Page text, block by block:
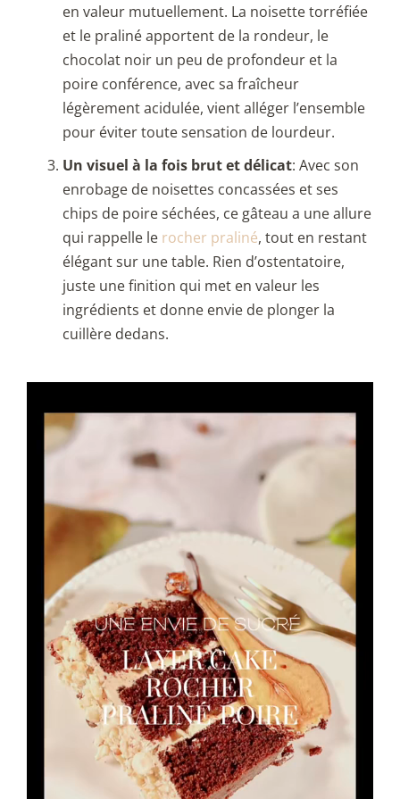
en valeur mutuellement. La noisette torréfiée
et le praliné apportent de la rondeur, le
chocolat noir un peu de profondeur et la
poire conférence, avec sa fraîcheur
légèrement acidulée, vient alléger l’ensemble
pour éviter toute sensation de lourdeur.
Un visuel à la fois brut et délicat: Avec son
enrobage de noisettes concassées et ses
chips de poire séchées, ce gâteau a une allure
qui rappelle le rocher praliné, tout en restant
élégant sur une table. Rien d’ostentatoire,
juste une finition qui met en valeur les
ingrédients et donne envie de plonger la
cuillère dedans.